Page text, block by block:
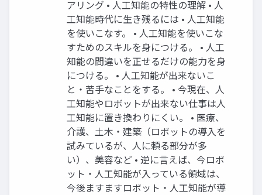
アリング • 人工知能の特性の理解 • 人
工知能時代に生き残るには • 人工知能
を使いこなす。 • 人工知能を使いこな
すためのスキルを身につける。 • 人工
知能の間違いを正せるだけの能力を身
につける。 • 人工知能が出来ないこ
と・苦手なことをする。 • 今現在、人
工知能やロボットが出来ない仕事は人
工知能に置き換わりにくい。 • 医療、
介護、土木・建築（ロボットの導入を
試みているが、人に頼る部分が多
い）、美容など • 逆に言えば、今ロボ
ット・人工知能が入っている領域は、
今後ますますロボット・人工知能が導